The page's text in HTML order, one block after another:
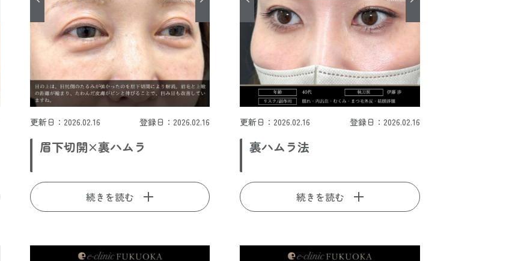
更新日：2026.02.16 登録日：2026.02.16
眉下切開×裏ハムラ
続きを読む
更新日：2026.02.16 登録日：2026.02.16
裏ハムラ法
続きを読む